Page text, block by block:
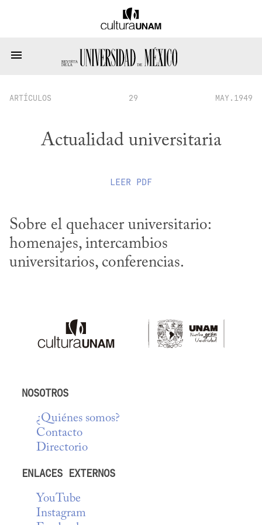
ARTÍCULOS 29 MAY.1949
Actualidad universitaria
LEER PDF
Sobre el quehacer universitario:
homenajes, intercambios
universitarios, conferencias.
NOSOTROS
¿Quiénes somos?
Contacto
Directorio
ENLACES EXTERNOS
YouTube
Instagram